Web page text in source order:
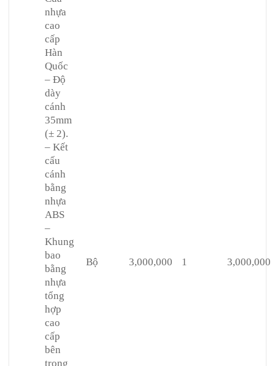
nhựa
cao
cấp
Hàn
Quốc
– Độ
dày
cánh
35mm
(± 2).
– Kết
cấu
cánh
bằng
nhựa
ABS
–
Khung
bao
bằng
nhựa
tổng
hợp
cao
cấp
bên
trong
Bộ 3,000,000 1 3,000,000